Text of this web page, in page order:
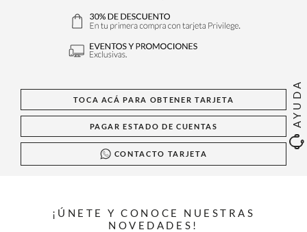
AYUDA
TOCA ACÁ PARA OBTENER TARJETA
PAGAR ESTADO DE CUENTAS
CONTACTO TARJETA
¡ÚNETE Y CONOCE NUESTRAS
NOVEDADES!